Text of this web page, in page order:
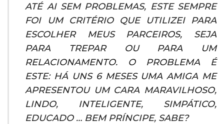
ATÉ AI SEM PROBLEMAS, ESTE SEMPRE
FOI UM CRITÉRIO QUE UTILIZEI PARA
ESCOLHER MEUS PARCEIROS, SEJA
PARA TREPAR OU PARA UM
RELACIONAMENTO. O PROBLEMA É
ESTE: HÁ UNS 6 MESES UMA AMIGA ME
APRESENTOU UM CARA MARAVILHOSO,
LINDO, INTELIGENTE, SIMPÁTICO,
EDUCADO … BEM PRÍNCIPE, SABE?